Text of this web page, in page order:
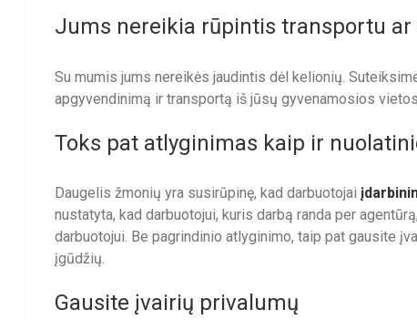
Jums nereikia rūpintis transportu ar
Su mumis jums nereikės jaudintis dėl kelionių.
apgyvendinimą ir transportą iš jūsų gyvenamosios
Toks pat atlyginimas kaip ir
Daugelis žmonių yra susirūpinę, kad darbuotojai
nustatyta, kad darbuotojui, kuris darbą randa per
darbuotojui. Be pagrindinio atlyginimo, taip pat gausite
įgūdžių.
Gausite įvairių privalumų